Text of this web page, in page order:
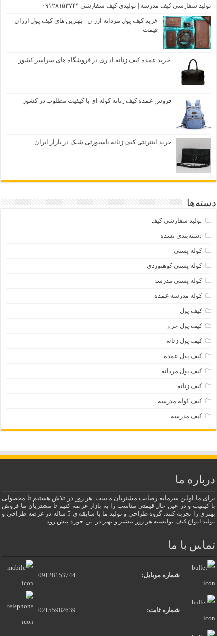
تولید سفارشی کیف مدرسه | تولیدی کیف سفارشی ۰۹۱۲۸۱۵۳۷۴۴
خرید کیف پول مردانه ارزان | بهترین های کیف پول ارزان
قیمت
خرید عمده کیف زنانه اداری در فروشگاه های سراسر کشور
فروش عمده کیف زنانه کوله ای با کیفیت مطلوب در کشور
خرید اینترنتی کیف زنانه پاسپورتی شیک در بازار ایران
دسته‌ها
تولید سفارشی کیف
دسته‌بندی نشده
کوله پشتی
کوله پشتی کوهنوردی
کوله پشتی مدرسه
کوله مدرسه عمده
کیف پول
کیف پول چرم
کیف پول زنانه
کیف پول عمده
کیف پول مردانه
کیف زنانه
کیف کوله مدرسه
کیف مدرسه
درباره ما
برای ما اولین سرمایه رضایت مشتریان ماست. هر روز در تلاش هستیم تا محصولی
با کیفیت و در عین حال قیمتی مناسب را به بازار عرضه کنیم تا مشتریان ما فروش
بهتری را تجربه کنند. گروه طراحی و تولید ما با سابقه ی 5 ساله در عرصه طراحی و
تولید انواع کیف توانسته هر روز بیشتر و بهتر در این حوزه پیش رود.
تماس با ما
شماره موبایل: 09128153744
شماره ثابت: 02155982639